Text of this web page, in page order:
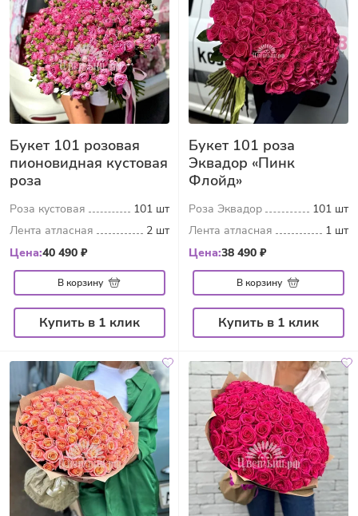
Букет 101 розовая
пионовидная кустовая
роза
Роза кустовая
101 шт
Лента атласная
2 шт
Цена:40 490 ₽
В корзину
Купить в 1 клик
Букет 101 роза
Эквадор «Пинк
Флойд»
Роза Эквадор
101 шт
Лента атласная
1 шт
Цена:38 490 ₽
В корзину
Купить в 1 клик